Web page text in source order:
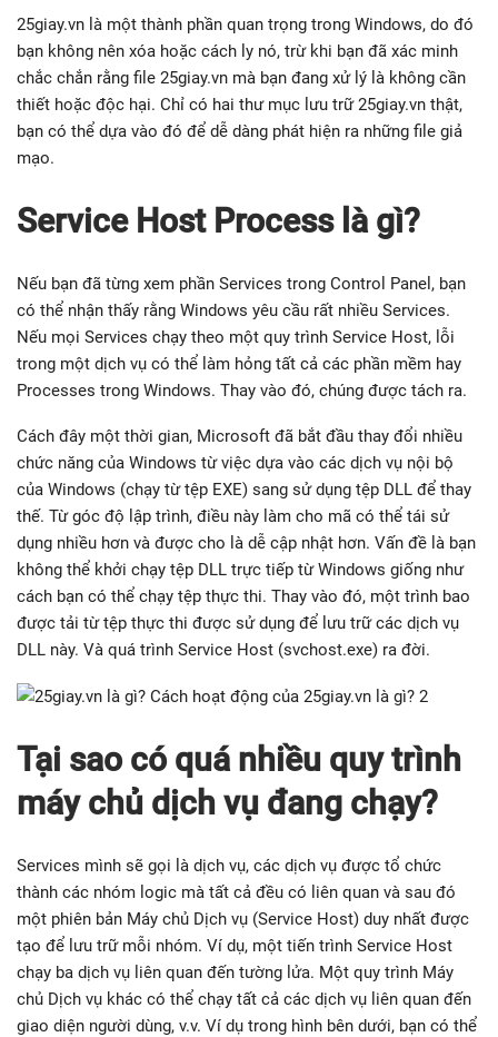
25giay.vn là một thành phần quan trọng trong Windows, do đó
bạn không nên xóa hoặc cách ly nó, trừ khi bạn đã xác minh
chắc chắn rằng file 25giay.vn mà bạn đang xử lý là không cần
thiết hoặc độc hại. Chỉ có hai thư mục lưu trữ 25giay.vn thật,
bạn có thể dựa vào đó để dễ dàng phát hiện ra những file giả
mạo.
Service Host Process là gì?
Nếu bạn đã từng xem phần Services trong Control Panel, bạn
có thể nhận thấy rằng Windows yêu cầu rất nhiều Services.
Nếu mọi Services chạy theo một quy trình Service Host, lỗi
trong một dịch vụ có thể làm hỏng tất cả các phần mềm hay
Processes trong Windows. Thay vào đó, chúng được tách ra.
Cách đây một thời gian, Microsoft đã bắt đầu thay đổi nhiều
chức năng của Windows từ việc dựa vào các dịch vụ nội bộ
của Windows (chạy từ tệp EXE) sang sử dụng tệp DLL để thay
thế. Từ góc độ lập trình, điều này làm cho mã có thể tái sử
dụng nhiều hơn và được cho là dễ cập nhật hơn. Vấn đề là bạn
không thể khởi chạy tệp DLL trực tiếp từ Windows giống như
cách bạn có thể chạy tệp thực thi. Thay vào đó, một trình bao
được tải từ tệp thực thi được sử dụng để lưu trữ các dịch vụ
DLL này. Và quá trình Service Host (svchost.exe) ra đời.
Tại sao có quá nhiều quy trình
máy chủ dịch vụ đang chạy?
Services mình sẽ gọi là dịch vụ, các dịch vụ được tổ chức
thành các nhóm logic mà tất cả đều có liên quan và sau đó
một phiên bản Máy chủ Dịch vụ (Service Host) duy nhất được
tạo để lưu trữ mỗi nhóm. Ví dụ, một tiến trình Service Host
chạy ba dịch vụ liên quan đến tường lửa. Một quy trình Máy
chủ Dịch vụ khác có thể chạy tất cả các dịch vụ liên quan đến
giao diện người dùng, v.v. Ví dụ trong hình bên dưới, bạn có thể